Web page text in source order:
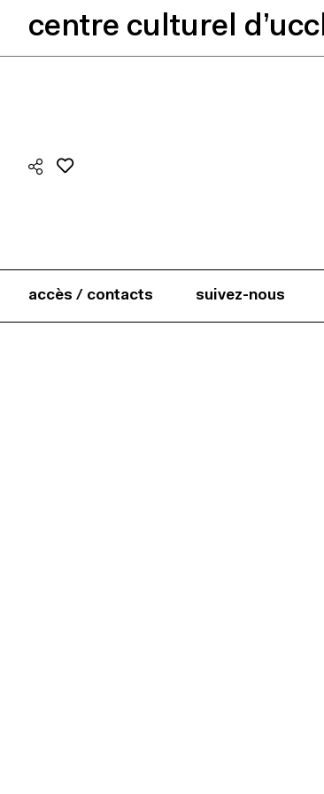
centre culturel
accès / contacts suivez-nous